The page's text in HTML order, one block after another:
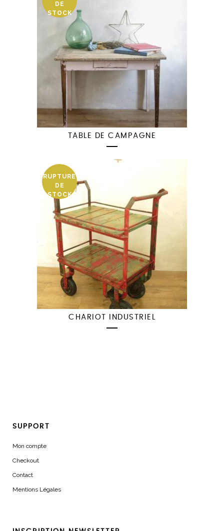
DE
STOCK
TABLE DE CAMPAGNE
RUPTURE
DE
STOCK
CHARIOT INDUSTRIEL
SUPPORT
Mon compte
Checkout
Contact
Mentions Légales